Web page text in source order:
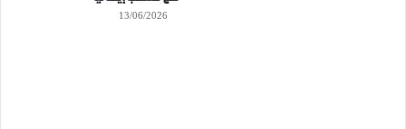
13/06/2026